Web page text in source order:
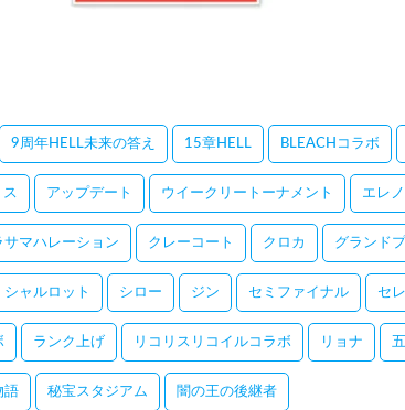
9周年HELL未来の答え 15章HELL BLEACHコラボ
ス アップデート ウイークリートーナメント エレ
サマハレーション クレーコート クロカ グランド
シャルロット シロー ジン セミファイナル セ
ランク上げ リコリスリコイルコラボ リョナ
語 秘宝スタジアム 闇の王の後継者